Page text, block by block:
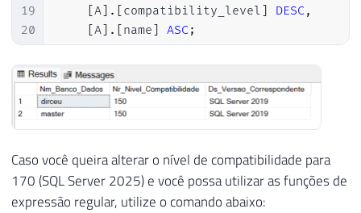
19
20
[A] . [compatibility_level] DESC,
[A] . [name] ASC;
Caso você queira alterar o nível de compatibilidade para
170 (SQL Server 2025) e você possa utilizar as funções de
expressão regular, utilize o comando abaixo: